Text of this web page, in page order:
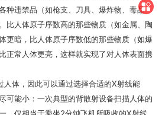
种违禁品（如枪支、刀具、爆炸物、毒品
比人体原子序数高的那些物质（如金属、陶
更暗，比人体原子序数低的那些物质（如爆
正常人体更亮，这样就实现了对人体表面携
体，因此可以通过选择合适的X射线能
可能小：一次典型的背散射设备扫描人体的
，仅相当于乘坐2分钟飞机所吸收的X射线